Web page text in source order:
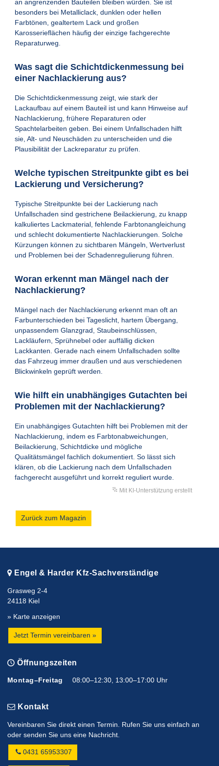
an angrenzenden Bauteilen bleiben würden. Sie ist
besonders bei Metalliclack, dunklen oder hellen
Farbtönen, gealtertem Lack und großen
Karosserieflächen häufig der einzige fachgerechte
Reparaturweg.
Was sagt die Schichtdickenmessung bei
einer Nachlackierung aus?
Die Schichtdickenmessung zeigt, wie stark der
Lackaufbau auf einem Bauteil ist und kann Hinweise auf
Nachlackierung, frühere Reparaturen oder
Spachtelarbeiten geben. Bei einem Unfallschaden hilft
sie, Alt- und Neuschäden zu unterscheiden und die
Plausibilität der Lackreparatur zu prüfen.
Welche typischen Streitpunkte gibt es bei
Lackierung und Versicherung?
Typische Streitpunkte bei der Lackierung nach
Unfallschaden sind gestrichene Beilackierung, zu knapp
kalkuliertes Lackmaterial, fehlende Farbtonangleichung
und schlecht dokumentierte Nachlackierungen. Solche
Kürzungen können zu sichtbaren Mängeln, Wertverlust
und Problemen bei der Schadenregulierung führen.
Woran erkennt man Mängel nach der
Nachlackierung?
Mängel nach der Nachlackierung erkennt man oft an
Farbunterschieden bei Tageslicht, hartem Übergang,
unpassendem Glanzgrad, Staubeinschlüssen,
Lackläufern, Sprühnebel oder auffällig dicken
Lackkanten. Gerade nach einem Unfallschaden sollte
das Fahrzeug immer draußen und aus verschiedenen
Blickwinkeln geprüft werden.
Wie hilft ein unabhängiges Gutachten bei
Problemen mit der Nachlackierung?
Ein unabhängiges Gutachten hilft bei Problemen mit der
Nachlackierung, indem es Farbtonabweichungen,
Beilackierung, Schichtdicke und mögliche
Qualitätsmängel fachlich dokumentiert. So lässt sich
klären, ob die Lackierung nach dem Unfallschaden
fachgerecht ausgeführt und korrekt reguliert wurde.
Mit KI-Unterstützung erstellt
Zurück zum Magazin
Engel & Harder Kfz-Sachverständige
Grasweg 2-4
24118 Kiel
» Karte anzeigen
Jetzt Termin vereinbaren »
Öffnungszeiten
Montag–Freitag 08:00–12:30, 13:00–17:00 Uhr
Kontakt
Vereinbaren Sie direkt einen Termin. Rufen Sie uns einfach an
oder senden Sie uns eine Nachricht.
0431 65953307